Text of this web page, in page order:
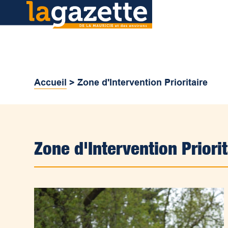
Accueil >Zone d'Intervention Prioritaire
Zone d'Intervention